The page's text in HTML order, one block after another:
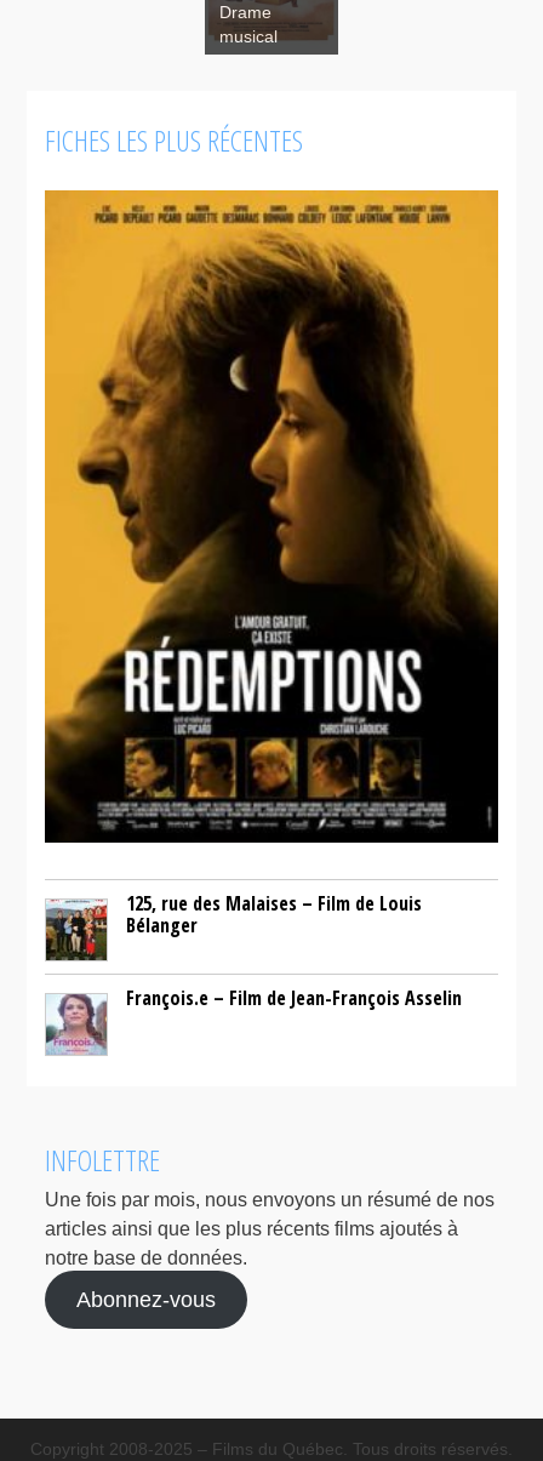
Fantastica
Drame
musical
FICHES LES PLUS RÉCENTES
125, rue des Malaises – Film de Louis
Bélanger
François.e – Film de Jean-François Asselin
INFOLETTRE
Une fois par mois, nous envoyons un résumé de nos
articles ainsi que les plus récents films ajoutés à
notre base de données.
Abonnez-vous
Copyright 2008-2025 – Films du Québec. Tous droits réservés.